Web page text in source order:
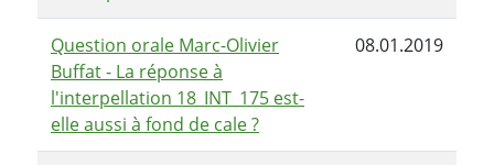
Question orale Marc-Olivier
Buffat - La réponse à
l'interpellation 18_INT_175 est-
elle aussi à fond de cale ?
08.01.2019